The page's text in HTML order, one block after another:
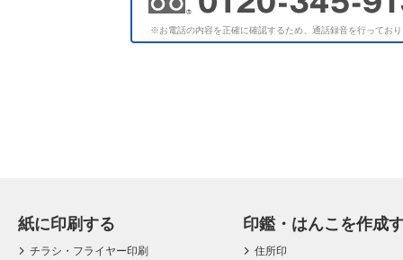
※お電話の内容を正確に確認するため、通話録音を行ってお
紙に印刷する
チラシ・フライヤー印刷
印鑑・はんこを作成
住所印